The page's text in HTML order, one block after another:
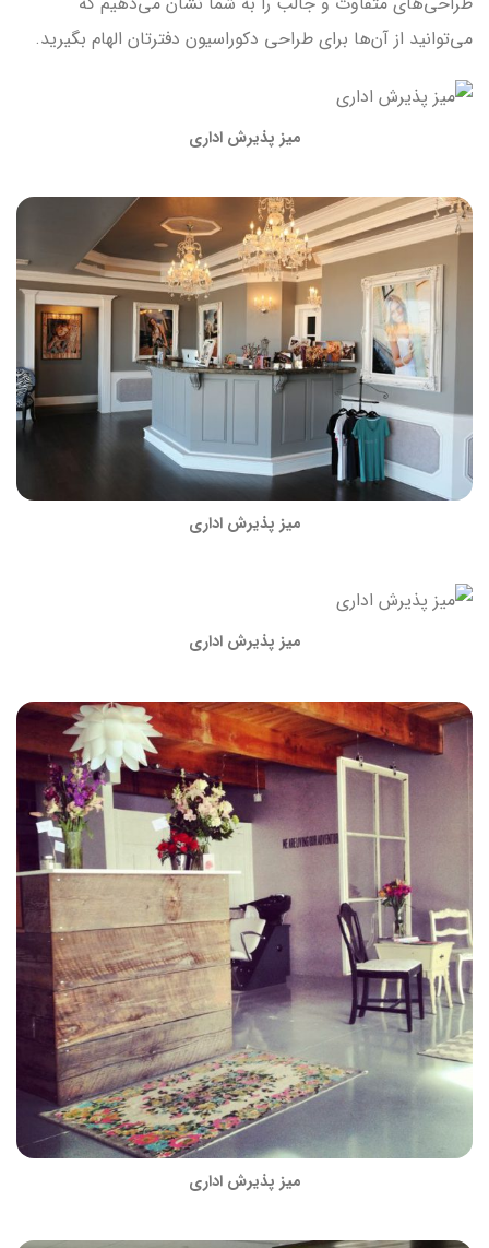
می‌توانید از آن‌ها برای طراحی دکوراسیون دفترتان الهام بگیرید.
میز پذیرش اداری
میز پذیرش اداری
میز پذیرش اداری
میز پذیرش اداری